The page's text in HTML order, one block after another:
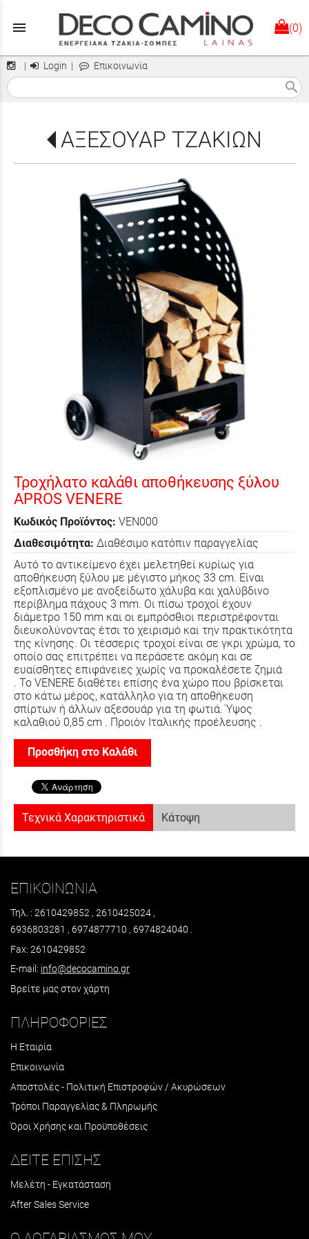
menu (0)
| Login | Επικοινωνία
search
ΑΞΕΣΟΥΑΡ ΤΖΑΚΙΩΝ
Τροχήλατο καλάθι αποθήκευσης ξύλου
APROS VENERE
Κωδικός Προϊόντος: VEN000
Διαθεσιμότητα: Διαθέσιμο κατόπιν παραγγελίας
Αυτό το αντικείμενο έχει μελετηθεί κυρίως για
αποθήκευση ξύλου με μέγιστο μήκος 33 cm. Είναι
εξοπλισμένο με ανοξείδωτο χάλυβα και χαλύβδινο
περίβλημα πάχους 3 mm. Οι πίσω τροχοί έχουν
διάμετρο 150 mm και οι εμπρόσθιοι περιστρέφονται
διευκολύνοντας έτσι το χειρισμό και την πρακτικότητα
της κίνησης. Οι τέσσερις τροχοί είναι σε γκρι χρώμα, το
οποίο σας επιτρέπει να περάσετε ακόμη και σε
ευαίσθητες επιφάνειες χωρίς να προκαλέσετε ζημιά
. Το VENERE διαθέτει επίσης ένα χώρο που βρίσκεται
στο κάτω μέρος, κατάλληλο για τη αποθήκευση
σπίρτων ή άλλων αξεσουάρ για τη φωτιά. Ύψος
καλαθιού 0,85 cm . Προιόν Ιταλικής προέλευσης .
Προσθήκη στο Καλάθι
Τεχνικά Χαρακτηριστικά Κάτοψη
ΕΠΙΚΟΙΝΩΝΙΑ
Τηλ. : 2610429852 , 2610425024 ,
6936803281 , 6974877710 , 6974824040 .
Fax: 2610429852
E-mail: info@decocamino.gr
Βρείτε μας στον χάρτη
ΠΛΗΡΟΦΟΡΙΕΣ
Η Εταιρία
Επικοινωνία
Αποστολές - Πολιτική Επιστροφών / Ακυρώσεων
Τρόποι Παραγγελίας & Πληρωμής
Όροι Χρήσης και Προϋποθέσεις
ΔΕΙΤΕ ΕΠΙΣΗΣ
Μελέτη - Εγκατάσταση
After Sales Service